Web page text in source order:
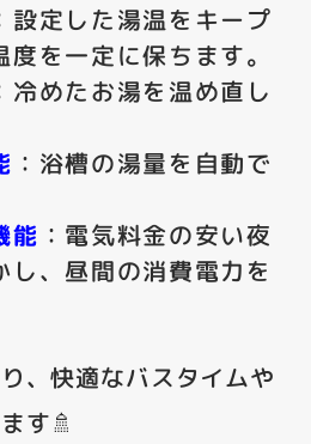
設定した湯温をキープ
を一定に保ちます。
冷めたお湯を温め直し
：浴槽の湯量を自動で
能 ：電気料金の安い夜
し、昼間の消費電力を
、快適なバスタイムや
す🚿